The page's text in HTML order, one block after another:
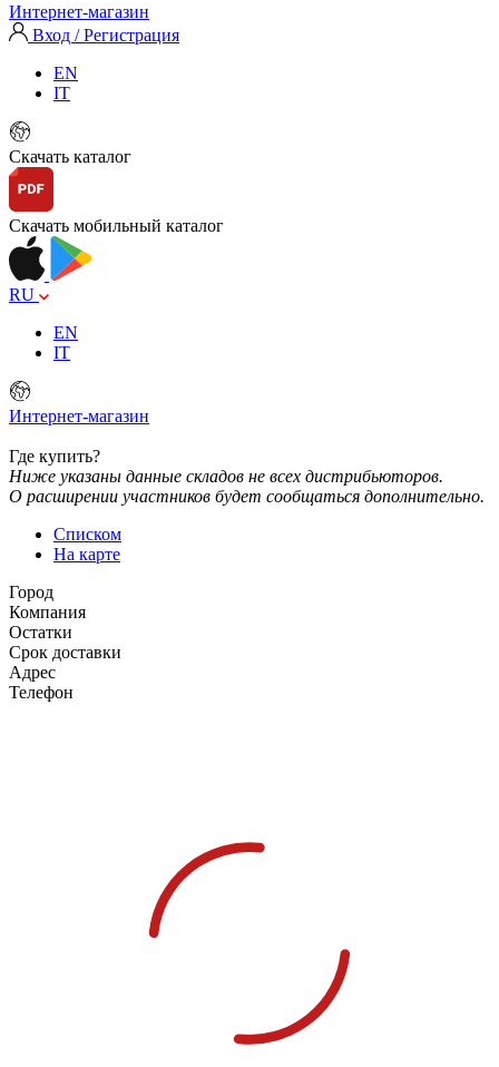
Интернет-магазин
Вход / Регистрация
EN
IT
Скачать каталог
Скачать мобильный каталог
RU
EN
IT
Интернет-магазин
Где купить?
Ниже указаны данные складов не всех дистрибьюторов.
О расширении участников будет сообщаться дополнительно.
Списком
На карте
Город
Компания
Остатки
Срок доставки
Адрес
Телефон